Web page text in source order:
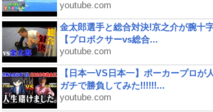
youtube.com
金太郎選手と総合対決!京之介が腕十
【プロボクサーvs総合...
youtube.com
【日本一VS日本一】ポーカープロが
ガチで勝負してみた!!!!!!...
youtube.com